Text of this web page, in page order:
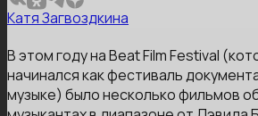
Катя Загвоздкина
В этом году на Beat Film Festival
начинался как фестиваль
музыке) было несколько фильмов